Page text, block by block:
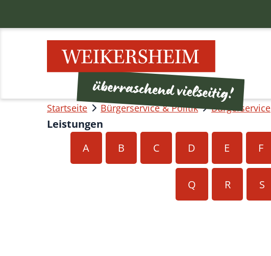
Startseite Bürgerservice & Politik Bürgerservice
Leistungen
A
B C D E F
Q R S